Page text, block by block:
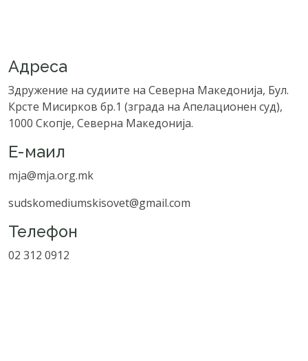
Адреса
Здружение на судиите на Северна Македонија, Бул.
Крсте Мисирков бр.1 (зграда на Апелационен суд),
1000 Скопје, Северна Македонија.
Е-маил
mja@mja.org.mk
sudskomediumskisovet@gmail.com
Телефон
02 312 0912